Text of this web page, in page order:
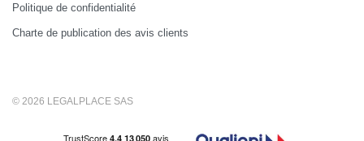
Politique de confidentialité
Charte de publication des avis clients
© 2026 LEGALPLACE SAS